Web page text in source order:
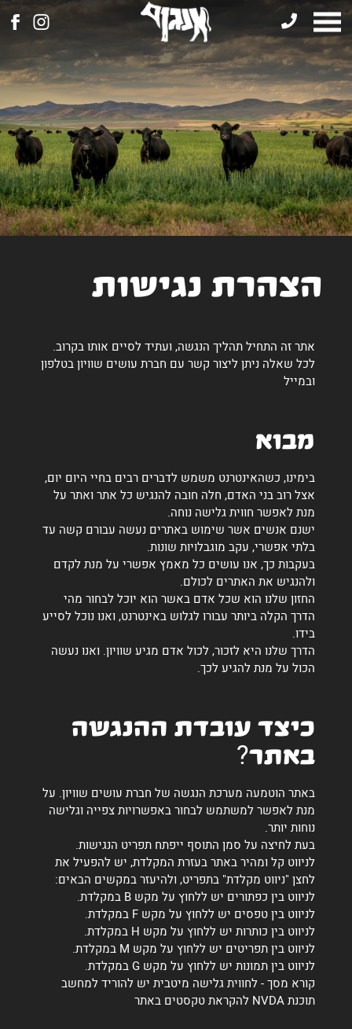
דלג לסרגל הניווט
דלג לתוכן
דלג לתחתית הדף
הצהרת נגישות
אתר זה התחיל תהליך הנגשה, ועתיד לסיים אותו בקרוב.
לכל שאלה ניתן ליצור קשר עם חברת עושים שוויון בטלפון
ובמייל
מבוא
בימינו, כשהאינטרנט משמש לדברים רבים בחיי היום יום,
אצל רוב בני האדם, חלה חובה להנגיש כל אתר ואתר על
מנת לאפשר חווית גלישה נוחה.
ישנם אנשים אשר שימוש באתרים נעשה עבורם קשה עד
בלתי אפשרי, עקב מוגבלויות שונות.
בעקבות כך, אנו עושים כל מאמץ אפשרי על מנת לקדם
ולהנגיש את האתרים לכולם.
החזון שלנו הוא שכל אדם באשר הוא יוכל לבחור מהי
הדרך הקלה ביותר עבורו לגלוש באינטרנט, ואנו נוכל לסייע
בידו.
הדרך שלנו היא לזכור, לכול אדם מגיע שוויון. ואנו נעשה
הכול על מנת להגיע לכך.
כיצד עובדת ההנגשה
באתר?
באתר הוטמעה מערכת הנגשה של חברת עושים שוויון. על
מנת לאפשר למשתמש לבחור באפשרויות צפייה וגלישה
נוחות יותר.
בעת לחיצה על סמן התוסף ייפתח תפריט הנגישות.
לניווט קל ומהיר באתר בעזרת המקלדת, יש להפעיל את
לחצן "ניווט מקלדת" בתפריט, ולהיעזר במקשים הבאים:
לניווט בין כפתורים יש ללחוץ על מקש B במקלדת.
לניווט בין טפסים יש ללחוץ על מקש F במקלדת.
לניווט בין כותרות יש ללחוץ על מקש H במקלדת.
לניווט בין תפריטים יש ללחוץ על מקש M במקלדת.
לניווט בין תמונות יש ללחוץ על מקש G במקלדת.
קורא מסך - לחווית גלישה מיטבית יש להוריד למחשב
תוכנת NVDA להקראת טקסטים באתר